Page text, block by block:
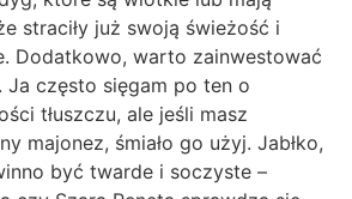
straciły już swoją świeżość i
Dodatkowo, warto zainwestować
Ja często sięgam po ten o
tłuszczu, ale jeśli masz
majonez, śmiało go użyj. Jabłko,
być twarde i soczyste –